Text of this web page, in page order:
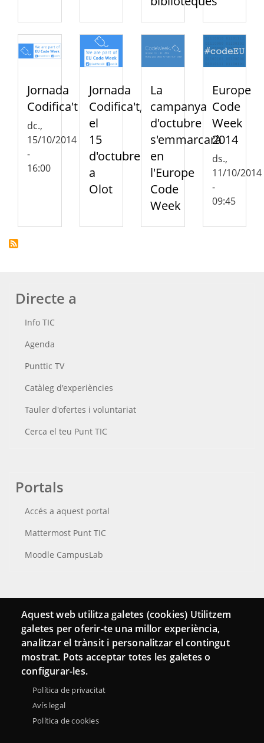
Jornada
Codifica't
dc.,
15/10/2014
-
16:00
Jornada
Codifica't,
el
15
d'octubre
a
Olot
La
campanya
d'octubre
s'emmarcarà
en
l'Europe
Code
Week
Europe
Code
Week
2014
ds.,
11/10/2014
-
09:45
Directe a
Info TIC
Agenda
Punttic TV
Catàleg d'experiències
Tauler d'ofertes i voluntariat
Cerca el teu Punt TIC
Portals
Accés a aquest portal
Mattermost Punt TIC
Moodle CampusLab
Connecta
Bustia de contacte
Butlletins
Aquest web utilitza galetes (cookies) Utilitzem
galetes per oferir-te una millor experiència,
analitzar el trànsit i personalitzar el contingut
mostrat. Pots acceptar totes les galetes o
configurar-les.
Política de privacitat
Avís legal
Política de cookies